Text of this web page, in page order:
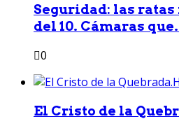
Seguridad: las
del 10. Cámaras
0
El Cristo de la